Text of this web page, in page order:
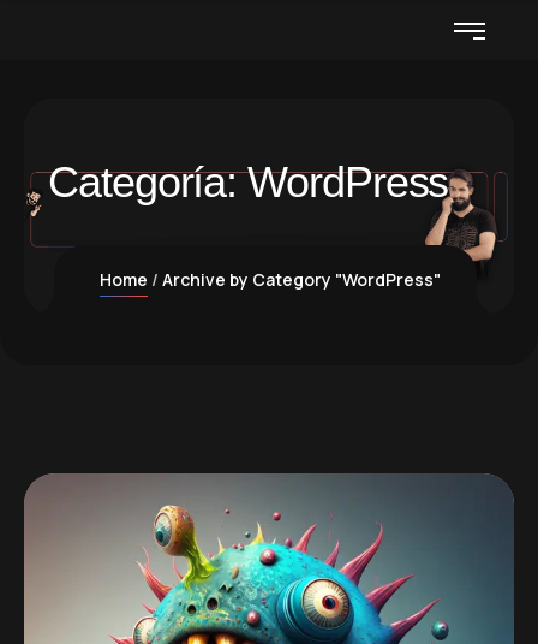
Categoría:WordPress
Home Archive by Category "WordPress"